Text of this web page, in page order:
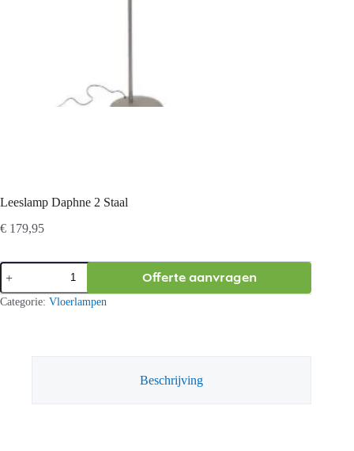
Leeslamp Daphne 2 Staal
€ 179,95
Leeslamp
Daphne
2
Staal
Offerte aanvragen
Categorie: Vloerlampen
Beschrijving